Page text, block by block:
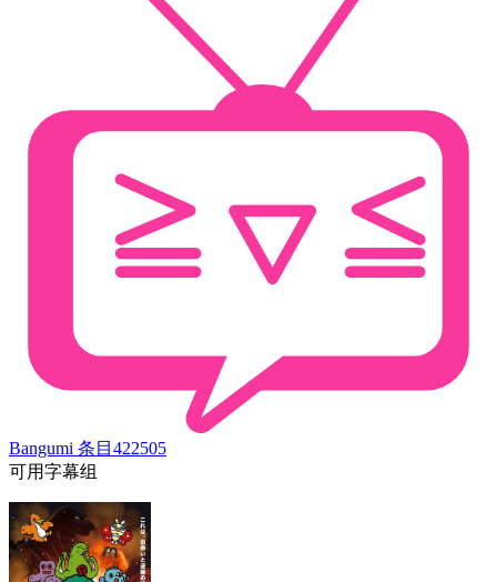
Bangumi 条目 422505
可用字幕组